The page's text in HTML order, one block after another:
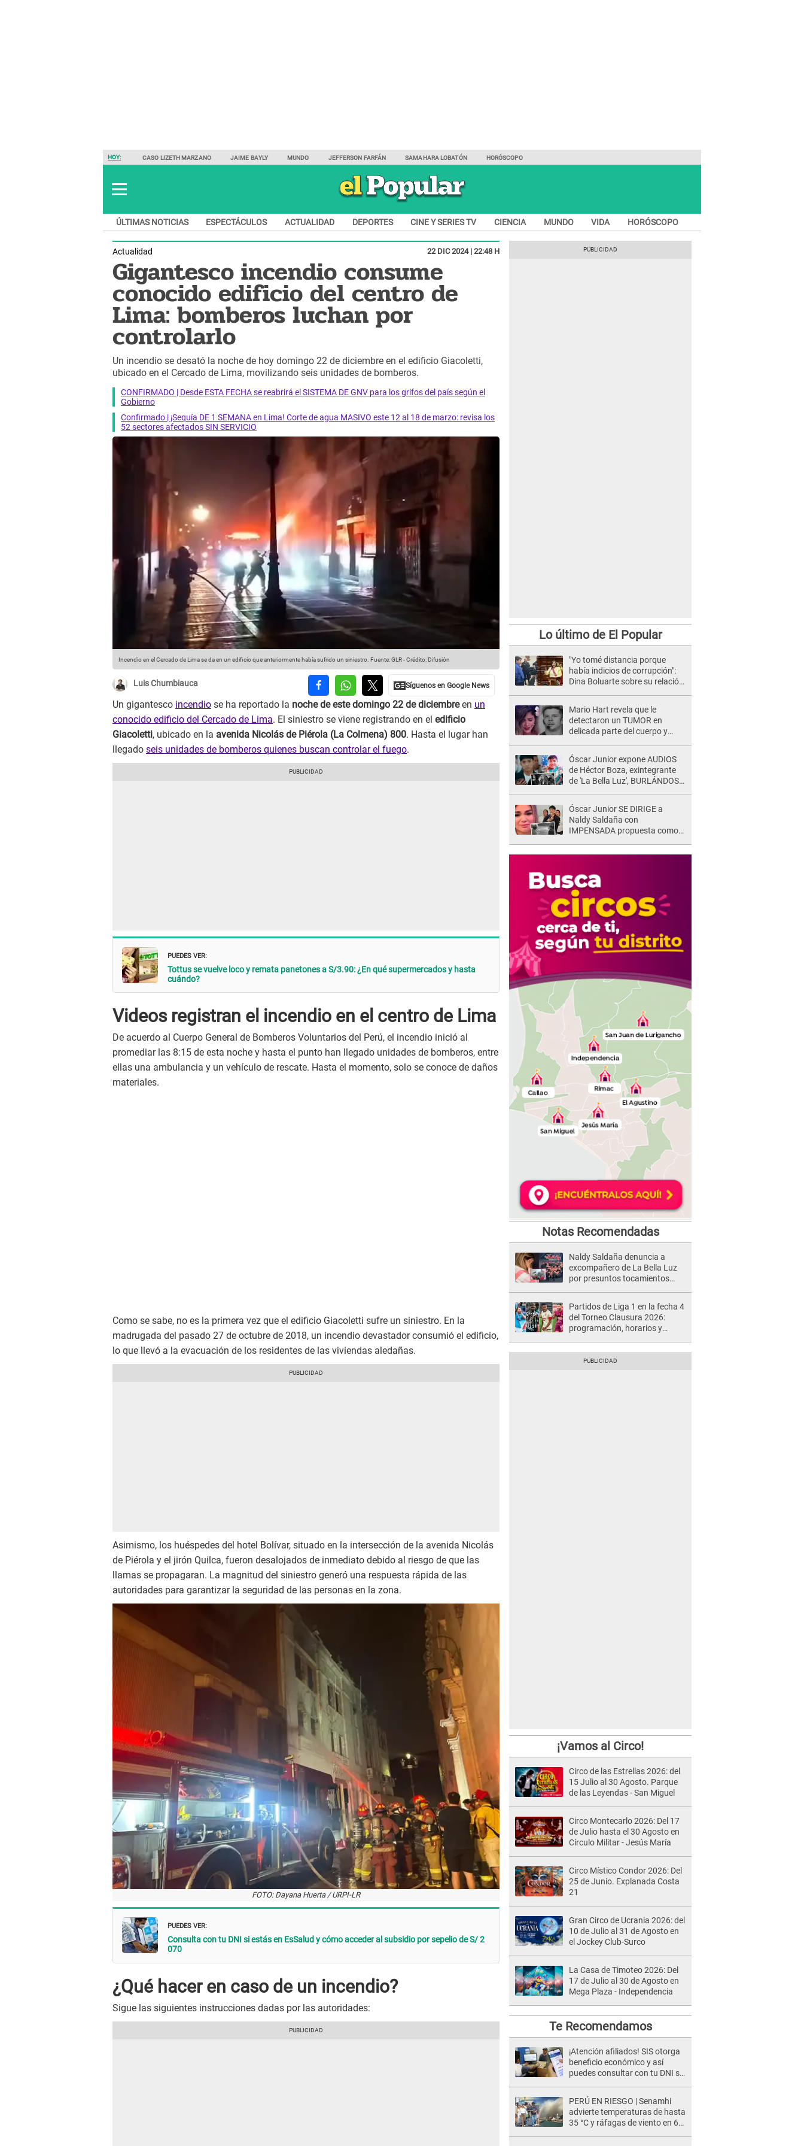
HOY: CASO LIZETH MARZANO JAIME BAYLY MUNDO JEFFERSON FARFÁN SAMAHARA LOBATÓN HORÓSCOPO
ÚLTIMAS NOTICIAS ESPECTÁCULOS ACTUALIDAD DEPORTES CINE Y SERIES TV CIENCIA MUNDO VIDA HORÓSCOPO
Actualidad 22 DIC 2024 | 22:48 H
Gigantesco incendio consume
conocido edificio del centro de
Lima: bomberos luchan por
controlarlo
Un incendio se desató la noche de hoy domingo 22 de diciembre en el edificio Giacoletti,
ubicado en el Cercado de Lima, movilizando seis unidades de bomberos.
CONFIRMADO | Desde ESTA FECHA se reabrirá el SISTEMA DE GNV para los grifos del país según el
Gobierno
Confirmado | ¡Sequía DE 1 SEMANA en Lima! Corte de agua MASIVO este 12 al 18 de marzo: revisa los
52 sectores afectados SIN SERVICIO
Incendio en el Cercado de Lima se da en un edificio que anteriormente había sufrido un siniestro. Fuente: GLR-Crédito: Difusión
Luis Chumbiauca
Un gigantesco incendio se ha reportado la noche de este domingo 22 de diciembreen un
conocido edificio del Cercado de Lima. El siniestro se viene registrando en el edificio
Giacoletti, ubicado en la avenida Nicolás de Piérola (La Colmena) 800. Hasta el lugar han
llegado seis unidades de bomberos quienes buscan controlar el fuego.
PUEDES VER:
Tottus se vuelve loco y remata panetones a S/3.90: ¿En qué supermercados y hasta
cuándo?
Videos registran el incendio en el centro de Lima
De acuerdo al Cuerpo General de Bomberos Voluntarios del Perú, el incendio inició al
promediar las 8:15 de esta noche y hasta el punto han llegado unidades de bomberos, entre
ellas una ambulancia y un vehículo de rescate. Hasta el momento, solo se conoce de daños
materiales.
Como se sabe, no es la primera vez que el edificio Giacoletti sufre un siniestro. En la
madrugada del pasado 27 de octubre de 2018, un incendio devastador consumió el edificio,
lo que llevó a la evacuación de los residentes de las viviendas aledañas.
Asimismo, los huéspedes del hotel Bolívar, situado en la intersección de la avenida Nicolás
de Piérola y el jirón Quilca, fueron desalojados de inmediato debido al riesgo de que las
llamas se propagaran. La magnitud del siniestro generó una respuesta rápida de las
autoridades para garantizar la seguridad de las personas en la zona.
FOTO: Dayana Huerta / URPI-LR
PUEDES VER:
Consulta con tu DNI si estás en EsSalud y cómo acceder al subsidio por sepelio de S/ 2
070
¿Qué hacer en caso de un incendio?
Sigue las siguientes instrucciones dadas por las autoridades:
Lo último de El Popular
"Yo tomé distancia porque
había indicios de corrupción":
Dina Boluarte sobre su relación
Mario Hart revela que le
detectaron un TUMOR en
delicada parte del cuerpo y
muy fuertes..."
Óscar Junior expone AUDIOS
de Héctor Boza, exintegrante
de 'La Bella Luz', BURLÁNDOSE
de maltrato: "Grábame..."
Óscar Junior SE DIRIGE a
Naldy Saldaña con
IMPENSADA propuesta como
Notas Recomendadas
Naldy Saldaña denuncia a
excompañero de La Bella Luz
por presuntos tocamientos
Partidos de Liga 1 en la fecha 4
del Torneo Clausura 2026:
programación, horarios y
¡Vamos al Circo!
Circo de las Estrellas 2026: del
15 Julio al 30 Agosto. Parque
de las Leyendas - San Miguel
Circo Montecarlo 2026: Del 17
de Julio hasta el 30 Agosto en
Círculo Militar - Jesús María
Circo Místico Condor 2026: Del
25 de Junio. Explanada Costa
21
Gran Circo de Ucrania 2026: del
10 de Julio al 31 de Agosto en
el Jockey Club-Surco
La Casa de Timoteo 2026: Del
17 de Julio al 30 de Agosto en
Mega Plaza - Independencia
Te Recomendamos
¡Atención afiliados! SIS otorga
beneficio económico y así
puedes consultar con tu DNI si
PERÚ EN RIESGO | Senamhi
advierte temperaturas de hasta
35 °C y ráfagas de viento en 6